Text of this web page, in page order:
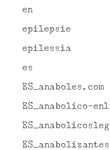
en
epilepsie
epilessia
es
ES_anaboles.com
ES_anabolico-